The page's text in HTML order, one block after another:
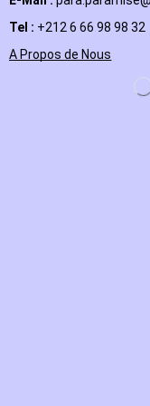
Tel : +212 6 66 98 98 32
A Propos de Nous